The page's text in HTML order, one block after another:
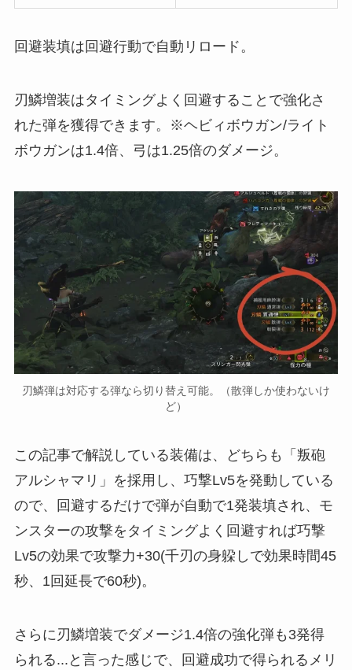
回避装填は回避行動で自動リロード。
刃鱗増装はタイミングよく回避することで強化さ
れた弾を獲得できます。※ヘビィボウガン/ライト
ボウガンは1.4倍、弓は1.25倍のダメージ。
刃鱗弾は対応する弾なら切り替え可能。（散弾しか使わないけ
ど）
この記事で解説している装備は、どちらも「叛砲
アルシャマリ」を採用し、巧撃Lv5を発動している
ので、回避するだけで弾が自動で1発装填され、モ
ンスターの攻撃をタイミングよく回避すれば巧撃
Lv5の効果で攻撃力+30(千刃の身躱しで効果時間45
秒、1回延長で60秒)。
さらに刃鱗増装でダメージ1.4倍の強化弾も3発得
られる...と言った感じで、回避成功で得られるメリ